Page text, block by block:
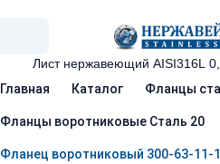
Главная Каталог Фланцы
Фланцы воротниковые Сталь 20